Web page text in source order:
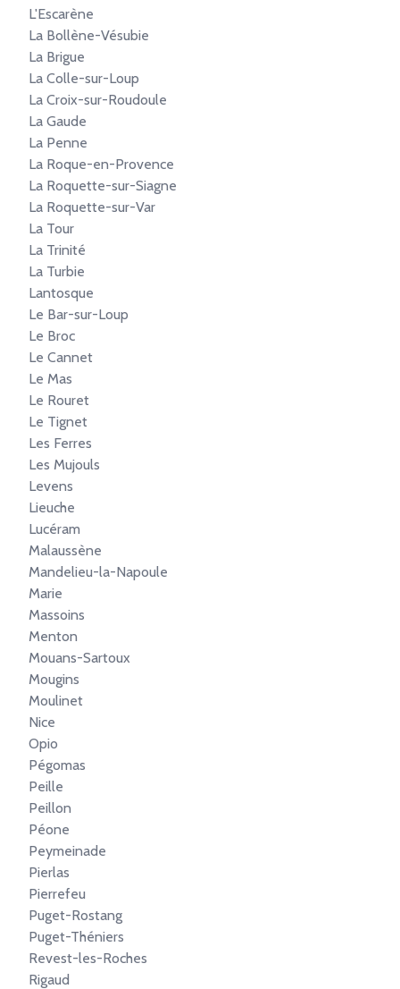
L'Escarène
La Bollène-Vésubie
La Brigue
La Colle-sur-Loup
La Croix-sur-Roudoule
La Gaude
La Penne
La Roque-en-Provence
La Roquette-sur-Siagne
La Roquette-sur-Var
La Tour
La Trinité
La Turbie
Lantosque
Le Bar-sur-Loup
Le Broc
Le Cannet
Le Mas
Le Rouret
Le Tignet
Les Ferres
Les Mujouls
Levens
Lieuche
Lucéram
Malaussène
Mandelieu-la-Napoule
Marie
Massoins
Menton
Mouans-Sartoux
Mougins
Moulinet
Nice
Opio
Pégomas
Peille
Peillon
Péone
Peymeinade
Pierlas
Pierrefeu
Puget-Rostang
Puget-Théniers
Revest-les-Roches
Rigaud